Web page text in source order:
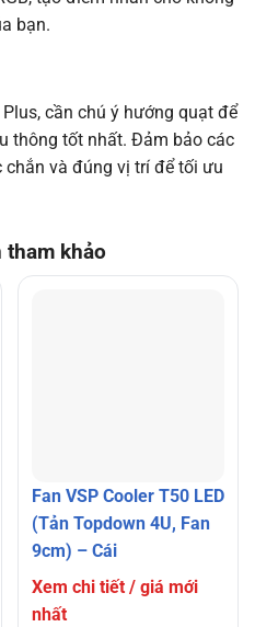
bạn.
cần chú ý hướng quạt để
thông tốt nhất. Đảm bảo các
và đúng vị trí để tối ưu
tham khảo
Fan VSP Cooler T50 LED
(Tản Topdown 4U, Fan
9cm) – Cái
Xem chi tiết / giá mới
nhất